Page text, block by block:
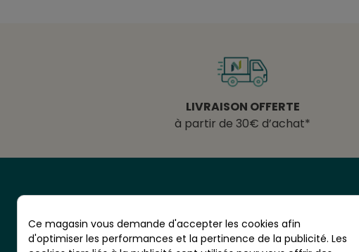
LIVRAISON OFFERTE
à partir de 30€ d’achat*
Ce magasin vous demande d'accepter les cookies afin
d'optimiser les performances et la pertinence de la publicité. Les